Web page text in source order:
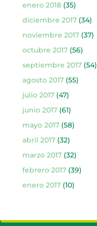
enero 2018(35)
diciembre 2017(34)
noviembre 2017(37)
octubre 2017(56)
septiembre 2017(54)
agosto 2017(55)
julio 2017(47)
junio 2017(61)
mayo 2017(58)
abril 2017(32)
marzo 2017(32)
febrero 2017(39)
enero 2017(10)